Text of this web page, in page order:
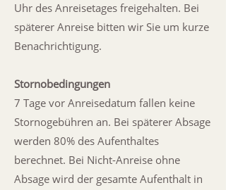
Uhr des Anreisetages freigehalten. Bei
späterer Anreise bitten wir Sie um kurze
Benachrichtigung.
Stornobedingungen
7 Tage vor Anreisedatum fallen keine
Stornogebühren an. Bei späterer Absage
werden 80% des Aufenthaltes
berechnet. Bei Nicht-Anreise ohne
Absage wird der gesamte Aufenthalt in